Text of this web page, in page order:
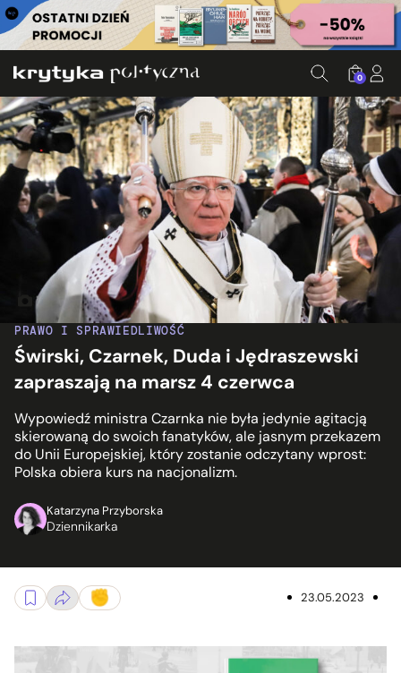
0
PRAWO I SPRAWIEDLIWOŚĆ
Świrski, Czarnek, Duda i Jędraszewski
zapraszają na marsz 4 czerwca
Wypowiedź ministra Czarnka nie była jedynie agitacją
skierowaną do swoich fanatyków, ale jasnym przekazem
do Unii Europejskiej, który zostanie odczytany wprost:
Polska obiera kurs na nacjonalizm.
Katarzyna Przyborska
Dziennikarka
Marek Jędraszewski. Fot. Joanna Adamik|Archidiecezja
23.05.2023